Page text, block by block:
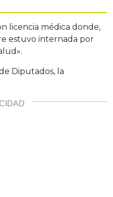
licencia médica donde,
estuvo internada por
Diputados, la